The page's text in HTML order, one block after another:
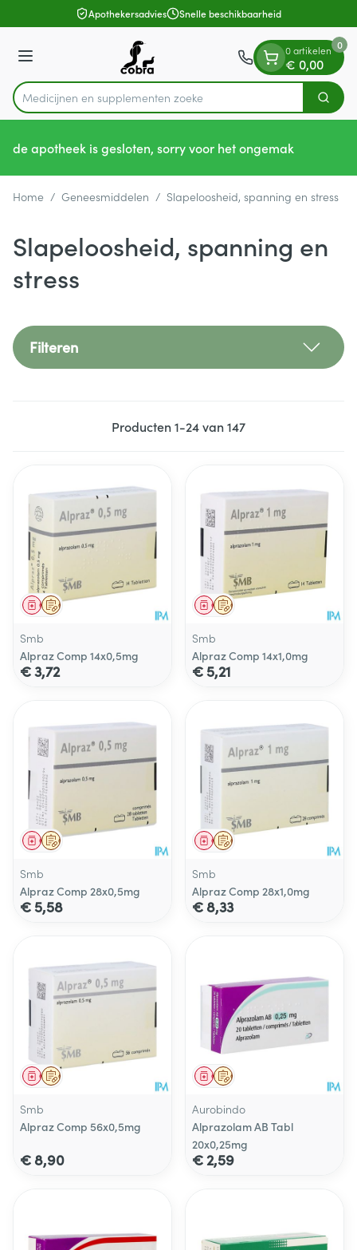
Ga naar de inhoudApothekersadvies Snelle beschikbaarheid
Menu
Product, merk, categorie...
Medicijnen en Zoek
0 artikelen
€ 0,00
0
de apotheek is gesloten, sorry voor het ongemak
Home / Geneesmiddelen / Slapeloosheid, spanning en stress
Slapeloosheid, spanning en
stress
Filteren
Producten1-24van147
Op voorschrift
Geneesmiddel
Smb
Alpraz Comp 14x0,5mg
€ 3,72
Op voorschrift
Geneesmiddel
Smb
Alpraz Comp 14x1,0mg
€ 5,21
Op voorschrift
Geneesmiddel
Smb
Alpraz Comp 28x0,5mg
€ 5,58
Op voorschrift
Geneesmiddel
Smb
Alpraz Comp 28x1,0mg
€ 8,33
Op voorschrift
Geneesmiddel
Smb
Alpraz Comp 56x0,5mg
€ 8,90
Op voorschrift
Geneesmiddel
Aurobindo
Alprazolam AB Tabl
20x0,25mg
€ 2,59